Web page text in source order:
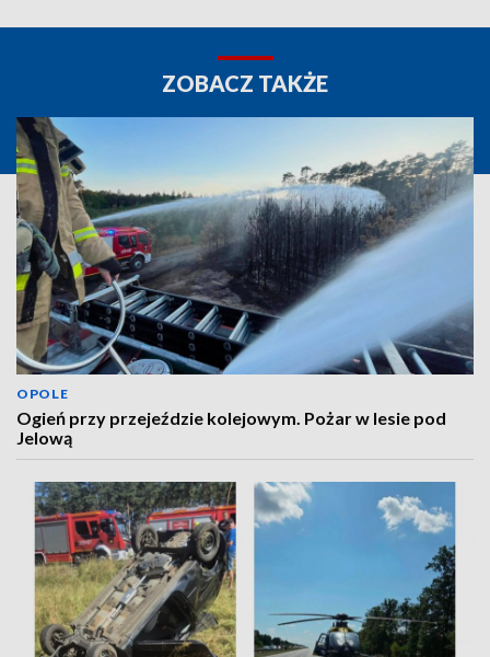
ZOBACZ TAKŻE
OPOLE
Ogień przy przejeździe kolejowym. Pożar w lesie pod
Jelową